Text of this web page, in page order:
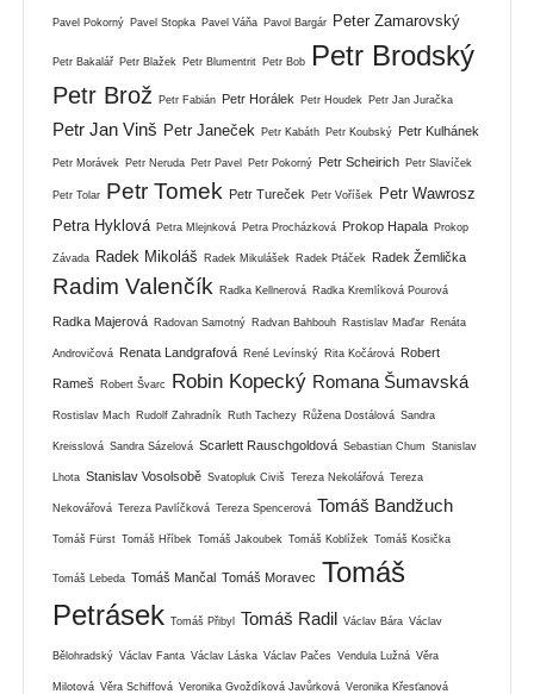
Pavel Pokorný Pavel Stopka Pavel Váňa Pavol Bargár Peter Zamarovský
Petr Bakalář Petr Blažek Petr Blumentrit Petr Bob Petr Brodský
Petr Brož Petr Fabián Petr Horálek Petr Houdek Petr Jan Juračka
Petr Jan Vinš Petr Janeček Petr Kabáth Petr Koubský Petr Kulhánek
Petr Morávek Petr Neruda Petr Pavel Petr Pokorný Petr Scheirich Petr Slavíček
Petr Tolar Petr Tomek Petr Tureček Petr Voříšek
Petr Wawrosz
Petra Hyklová Petra Mlejnková Petra Procházková Prokop Hapala Prokop
Závada Radek Mikoláš Radek Mikulášek Radek Ptáček Radek Žemlička
Radim Valenčík Radka Kellnerová Radka Kremlíková Pourová
Radka Majerová Radovan Samotný Radvan Bahbouh Rastislav Maďar Renáta
Androvičová Renata Landgrafová René Levínský Rita Kočárová Robert
Rameš Robert Švarc Robin Kopecký Romana Šumavská
Rostislav Mach Rudolf Zahradník Ruth Tachezy Růžena Dostálová Sandra
Kreisslová Sandra Sázelová Scarlett Rauschgoldová Sebastian Chum Stanislav
Lhota Stanislav Vosolsobě Svatopluk Civiš Tereza Nekolářová Tereza
Nekovářová Tereza Pavlíčková Tereza Spencerová Tomáš Bandžuch
Tomáš Fürst Tomáš Hříbek Tomáš Jakoubek Tomáš Koblížek Tomáš Kosička
Tomáš Lebeda Tomáš Mančal Tomáš Moravec Tomáš
Petrásek Tomáš Přibyl Tomáš Radil Václav Bára Václav
Bělohradský Václav Fanta Václav Láska Václav Pačes Vendula Lužná Věra
Milotová Věra Schiffová Veronika Gvoždíková Javůrková Veronika Křesťanová